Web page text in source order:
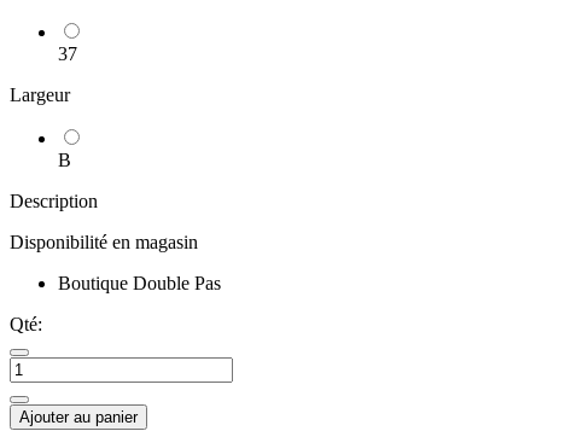
37
Largeur
B
Description
Disponibilité en magasin
Boutique Double Pas
Qté:
Ajouter au panier